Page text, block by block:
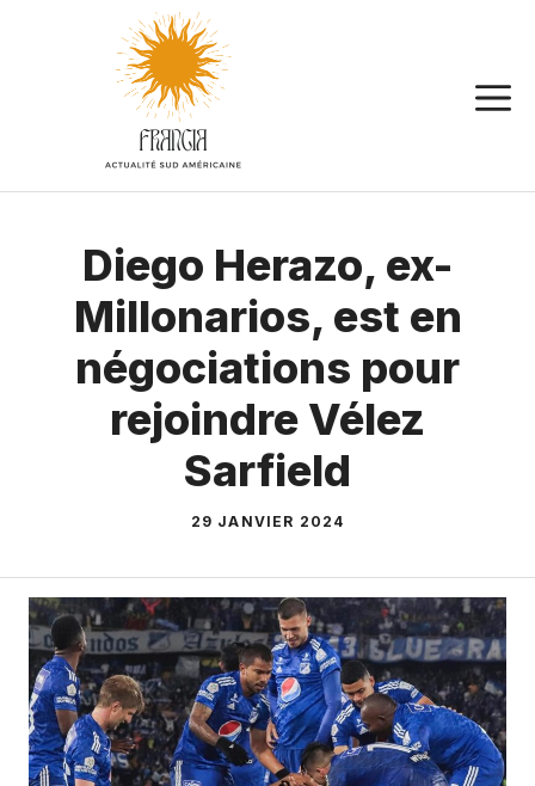
Diego Herazo, ex-
Millonarios, est en
négociations pour
rejoindre Vélez
Sarfield
29 JANVIER 2024